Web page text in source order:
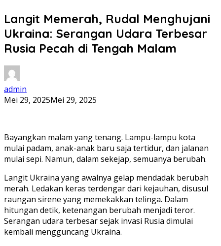
Langit Memerah, Rudal Menghujani
Ukraina: Serangan Udara Terbesar
Rusia Pecah di Tengah Malam
admin
Mei 29, 2025Mei 29, 2025
Bayangkan malam yang tenang. Lampu-lampu kota
mulai padam, anak-anak baru saja tertidur, dan jalanan
mulai sepi. Namun, dalam sekejap, semuanya berubah.
Langit Ukraina yang awalnya gelap mendadak berubah
merah. Ledakan keras terdengar dari kejauhan, disusul
raungan sirene yang memekakkan telinga. Dalam
hitungan detik, ketenangan berubah menjadi teror.
Serangan udara terbesar sejak invasi Rusia dimulai
kembali mengguncang Ukraina.